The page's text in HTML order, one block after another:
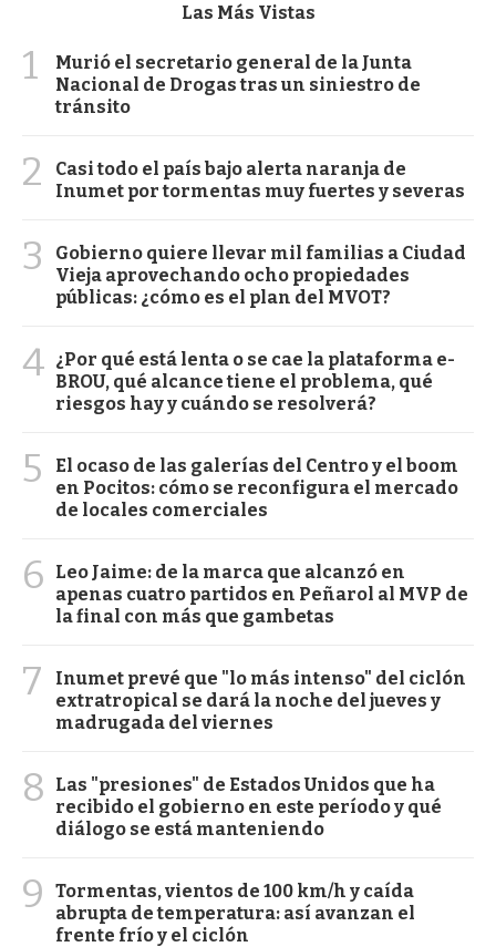
Las Más Vistas
1
Murió el secretario general de la Junta
Nacional de Drogas tras un siniestro de
tránsito
2
Casi todo el país bajo alerta naranja de
Inumet por tormentas muy fuertes y severas
3
Gobierno quiere llevar mil familias a Ciudad
Vieja aprovechando ocho propiedades
públicas: ¿cómo es el plan del MVOT?
4 ¿Por qué está lenta o se cae la plataforma e-
BROU, qué alcance tiene el problema, qué
riesgos hay y cuándo se resolverá?
5
El ocaso de las galerías del Centro y el boom
en Pocitos: cómo se reconfigura el mercado
de locales comerciales
6
Leo Jaime: de la marca que alcanzó en
apenas cuatro partidos en Peñarol al MVP de
la final con más que gambetas
7
Inumet prevé que "lo más intenso" del ciclón
extratropical se dará la noche del jueves y
madrugada del viernes
8
Las "presiones" de Estados Unidos que ha
recibido el gobierno en este período y qué
diálogo se está manteniendo
9
Tormentas, vientos de 100 km/h y caída
abrupta de temperatura: así avanzan el
frente frío y el ciclón